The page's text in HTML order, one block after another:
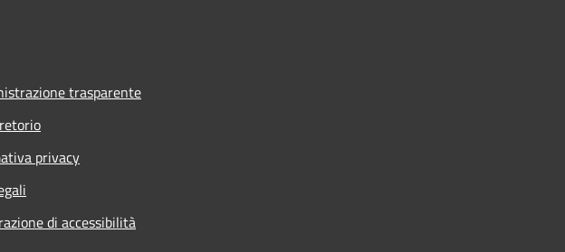
trasparente
privacy
di accessibilità